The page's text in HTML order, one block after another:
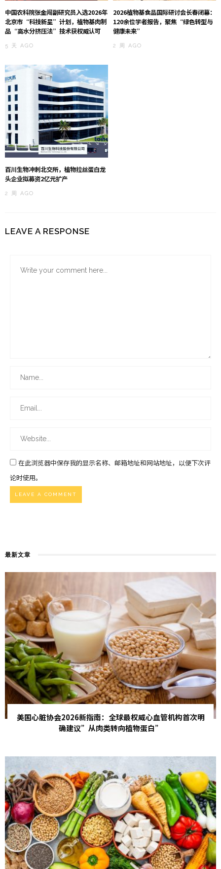
中国农科院张金闯副研究员入选2026年
北京市“科技新星”计划，植物基肉制
品“高水分挤压法”技术获权威认可
5 天 AGO
2026植物基食品国际研讨会长春闭幕：
120余位学者报告，聚焦“绿色转型与
健康未来”
2 周 AGO
百川生物冲刺北交所，植物拉丝蛋白龙
头企业拟募资2亿元扩产
2 周 AGO
LEAVE A RESPONSE
在此浏览器中保存我的显示名称、邮箱地址和网站地址，以便下次评
论时使用。
最新文章
美国心脏协会2026新指南：全球最权威心血管机构首次明
确建议”从肉类转向植物蛋白”